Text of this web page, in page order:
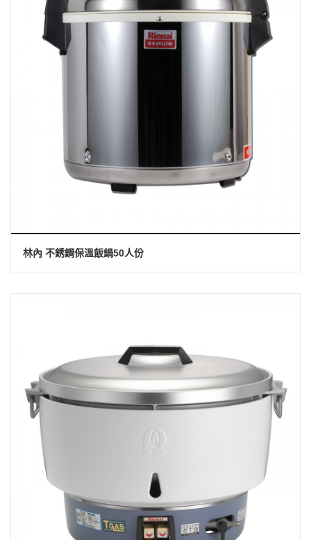
林內 不銹鋼保溫飯鍋50人份